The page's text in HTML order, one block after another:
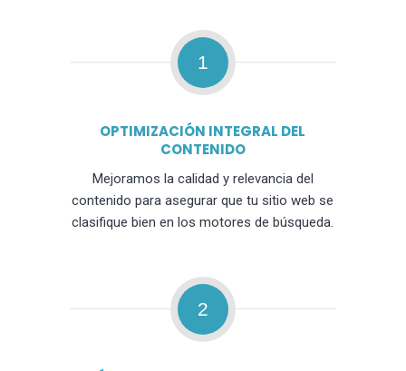
1
OPTIMIZACIÓN INTEGRAL DEL
CONTENIDO
Mejoramos la calidad y relevancia del
contenido para asegurar que tu sitio web se
clasifique bien en los motores de búsqueda.
2